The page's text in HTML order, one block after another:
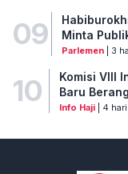
09
Minta
Parlemen| 3
10
Komisi VIII
Baru
Info Haji| 4 hari